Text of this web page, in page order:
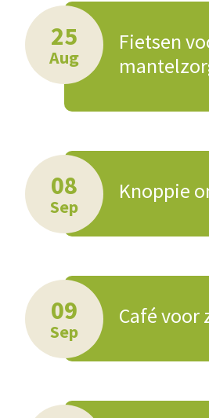
25
Aug
Fietsen
08
Sep
Knoppie
09
Sep
Café voor